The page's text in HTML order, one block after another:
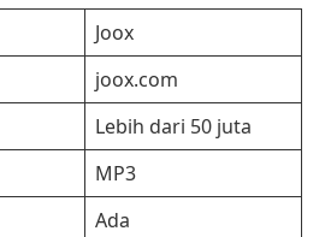
Joox
joox.com
Lebih dari 50 juta
MP3
Ada